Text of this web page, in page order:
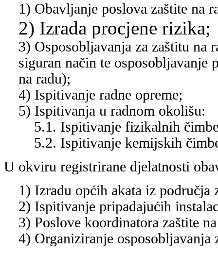
1) Obavljanje poslova zaštite na
2) Izrada procjene rizika;
3) Osposobljavanja za zaštitu na
siguran način te osposobljavanje
na radu);
4) Ispitivanje radne opreme;
5) Ispitivanja u radnom okolišu:
5.1. Ispitivanje fizikalnih
5.2. Ispitivanje kemijskih
U okviru registrirane djelatnosti
1) Izradu općih akata iz područja
2) Ispitivanje pripadajućih
3) Poslove koordinatora zaštite
4) Organiziranje osposobljavanja